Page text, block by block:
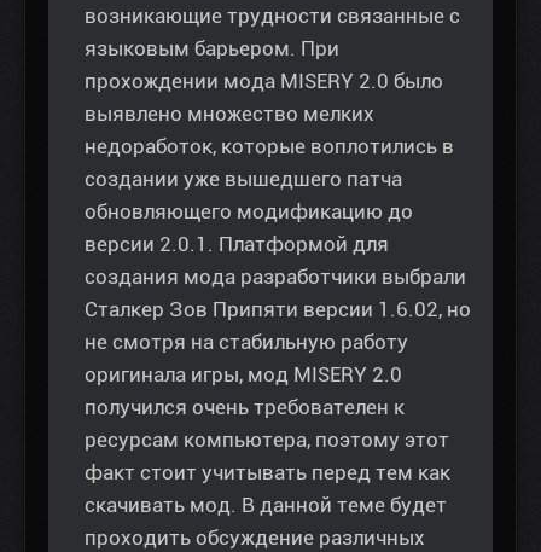
возникающие трудности связанные с
языковым барьером. При
прохождении мода MISERY 2.0 было
выявлено множество мелких
недоработок, которые воплотились в
создании уже вышедшего патча
обновляющего модификацию до
версии 2.0.1. Платформой для
создания мода разработчики выбрали
Сталкер Зов Припяти версии 1.6.02, но
не смотря на стабильную работу
оригинала игры, мод MISERY 2.0
получился очень требователен к
ресурсам компьютера, поэтому этот
факт стоит учитывать перед тем как
скачивать мод. В данной теме будет
проходить обсуждение различных